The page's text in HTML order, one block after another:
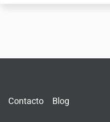
Contacto Blog